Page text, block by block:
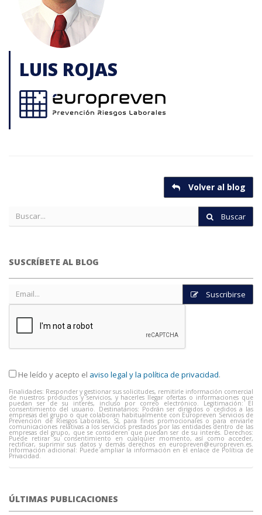
LUIS ROJAS
Volver al blog
Buscar
SUSCRÍBETE AL BLOG
Suscribirse
He leído y acepto el aviso legal y la política de privacidad.
Finalidades: Responder y gestionar sus solicitudes, remitirle información comercial
de nuestros productos y servicios, y hacerles llegar ofertas o informaciones que
puedan ser de su interés, incluso por correo electrónico. Legitimación: El
consentimiento del usuario. Destinatarios: Podrán ser dirigidos o cedidos a las
empresas del grupo o que colaboran habitualmente con Europreven Servicios de
Prevención de Riesgos Laborales, SL para fines promocionales o para enviarle
comunicaciones relativas a los servicios prestados por las entidades dentro de las
empresas del grupo, que se consideren que puedan ser de su interés. Derechos:
Puede retirar su consentimiento en cualquier momento, así como acceder,
rectificar, suprimir sus datos y demás derechos en europreven@europreven.es.
Información adicional: Puede ampliar la información en el enlace de Política de
Privacidad.
ÚLTIMAS PUBLICACIONES